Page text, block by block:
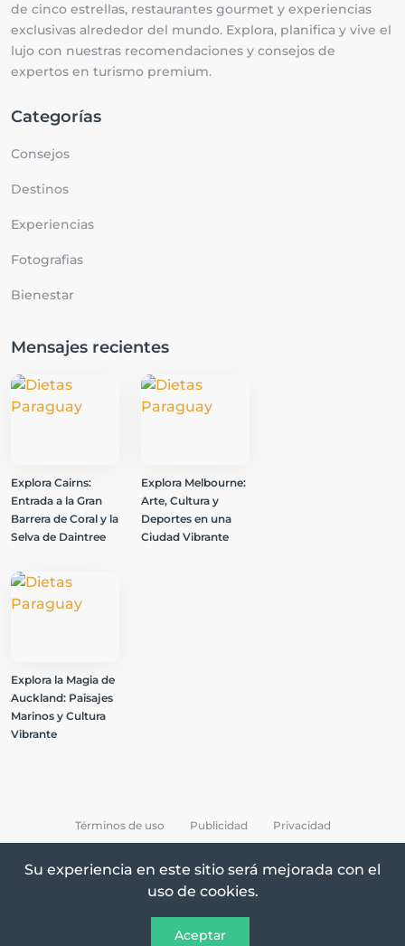
de cinco estrellas, restaurantes gourmet y experiencias
exclusivas alrededor del mundo. Explora, planifica y vive el
lujo con nuestras recomendaciones y consejos de
expertos en turismo premium.
Categorías
Consejos
Destinos
Experiencias
Fotografias
Bienestar
Mensajes recientes
Explora Cairns:
Entrada a la Gran
Barrera de Coral y la
Selva de Daintree
Explora Melbourne:
Arte, Cultura y
Deportes en una
Ciudad Vibrante
Explora la Magia de
Auckland: Paisajes
Marinos y Cultura
Vibrante
Todos los Derechos Reservados © 2026 Destinos
Términos de uso Publicidad Privacidad
Su experiencia en este sitio será mejorada con el
uso de cookies.
Aceptar